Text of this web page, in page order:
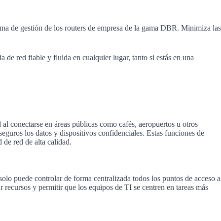
de gestión de los routers de empresa de la gama DBR. Minimiza las
de red fiable y fluida en cualquier lugar, tanto si estás en una
conectarse en áreas públicas como cafés, aeropuertos u otros
los datos y dispositivos confidenciales. Estas funciones de
de red de alta calidad.
puede controlar de forma centralizada todos los puntos de acceso a
y permitir que los equipos de TI se centren en tareas más